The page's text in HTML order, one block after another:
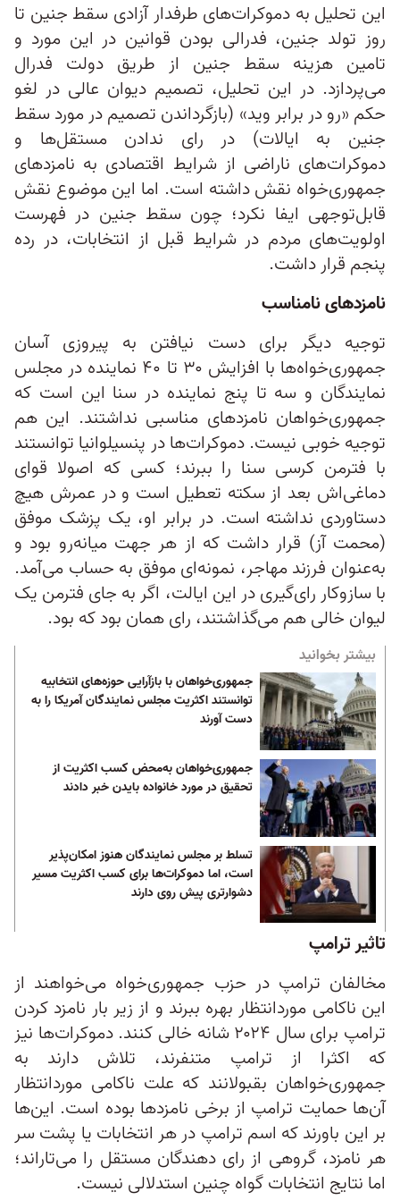
این تحلیل به دموکرات‌های طرفدار آزادی سقط جنین تا
روز تولد جنین، فدرالی بودن قوانین در این مورد و
تامین هزینه سقط جنین از طریق دولت فدرال
می‌پردازد. در این تحلیل، تصمیم دیوان عالی در لغو
حکم «رو در برابر وید» (بازگرداندن تصمیم در مورد سقط
جنین به ایالات) در رای ندادن مستقل‌ها و
دموکرات‌های ناراضی از شرایط اقتصادی به نامزدهای
جمهوری‌خواه نقش داشته است. اما این موضوع نقش
قابل‌توجهی ایفا نکرد؛ چون سقط جنین در فهرست
اولویت‌های مردم در شرایط قبل از انتخابات، در رده‌
پنجم قرار داشت.
نامزدهای نامناسب
توجیه دیگر برای دست نیافتن به پیروزی آسان
جمهوری‌خواه‌ها با افزایش ۳۰ تا ۴۰ نماینده در مجلس
نمایندگان و سه تا پنج نماینده در سنا این است که
جمهوری‌خواهان نامزدهای مناسبی نداشتند. این هم
توجیه خوبی نیست. دموکرات‌ها در پنسیلوانیا توانستند
با فترمن کرسی سنا را ببرند؛ کسی که اصولا قوای
دماغی‌اش بعد از سکته تعطیل است و در عمرش هیچ
دستاوردی نداشته است. در برابر او، یک پزشک موفق
(محمت آز) قرار داشت که از هر جهت میانه‌رو بود و
به‌عنوان فرزند مهاجر، نمونه‌‌ای موفق به حساب می‌آمد.
با سازوکار رای‌گیری در این ایالت، اگر به جای فترمن یک
لیوان خالی هم می‌گذاشتند، رای همان بود که بود.
بیشتر بخوانید
جمهوری‌خواهان با بازآرایی حوزه‌های انتخابیه
توانستند اکثریت مجلس نمایندگان آمریکا را به
دست آورند
جمهوری‌خواهان به‌محض کسب اکثریت از
تحقیق در مورد خانواده بایدن خبر دادند
تسلط بر مجلس نمایندگان هنوز امکان‌پذیر
است، اما دموکرات‌ها برای کسب اکثریت مسیر
دشوارتری پیش روی دارند
تاثیر ترامپ
مخالفان ترامپ در حزب جمهوری‌خواه می‌خواهند از
این ناکامی موردانتظار بهره ببرند و از زیر بار نامزد کردن
ترامپ برای سال ۲۰۲۴ شانه خالی کنند. دموکرات‌ها نیز
که اکثرا از ترامپ متنفرند، تلاش دارند به
جمهوری‌خواهان بقبولانند که علت ناکامی موردانتظار
آن‌ها حمایت ترامپ از برخی نامزدها بوده است. این‌ها
بر این باورند که اسم ترامپ در هر انتخابات یا پشت سر
هر نامزد، گروهی از رای دهندگان مستقل را می‌تاراند؛
اما نتایج انتخابات گواه چنین استدلالی نیست.